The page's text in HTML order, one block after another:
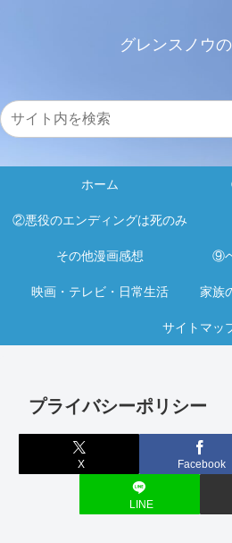
グレンスノウ
ホーム
②悪役のエンディングは死のみ
その他漫画感想 ⑨
映画・テレビ・日常生活 家族
サイトマッ
プライバシーポリシー
X Facebook
LINE